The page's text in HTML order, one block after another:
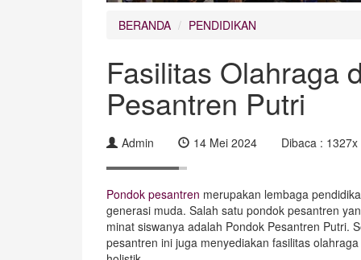
BERANDA PENDIDIKAN
Fasilitas Olahraga
Pesantren Putri
Admin 14 Mei 2024 Dibaca : 1327x
Pondok pesantren merupakan lembaga
generasi muda. Salah satu pondok pesantren
minat siswanya adalah Pondok Pesantren Putri.
pesantren ini juga menyediakan fasilitas